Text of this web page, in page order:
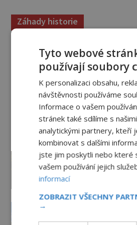
Záhady historie
Opravdu na
vypouštěli
3.8.2026 3.4TIS
Mapa Piriho
vědění
geniální práce
admirála?
1.8.2026 3.3TIS
Kamenní
se podařilo
hmotnosti
Tyto webové
používají soubory
K personalizaci obsahu,
návštěvnosti používáme
Informace o vašem
stránek také sdílíme s
analytickými partnery, kteří
kombinovat s dalšími
jste jim poskytli nebo které
vašem používání jejich
informací
ZOBRAZIT VŠECHNY
→